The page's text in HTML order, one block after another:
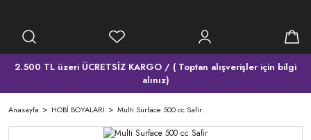
2.500 TL üzeri ÜCRETSİZ KARGO / ( Toptan alışverişler için bilgi
alınız)
Anasayfa HOBİ BOYALARI Multi Surface 500 cc Safir